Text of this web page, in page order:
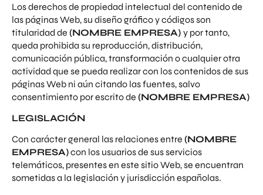
Los derechos de propiedad intelectual del contenido de
las páginas Web, su diseño gráfico y códigos son
titularidad de (NOMBRE EMPRESA) y por tanto,
queda prohibida su reproducción, distribución,
comunicación pública, transformación o cualquier otra
actividad que se pueda realizar con los contenidos de sus
páginas Web ni aún citando las fuentes, salvo
consentimiento por escrito de (NOMBRE EMPRESA)
LEGISLACIÓN
Con carácter general las relaciones entre (NOMBRE
EMPRESA)con los usuarios de sus servicios
telemáticos, presentes en este sitio Web, se encuentran
sometidas a la legislación y jurisdicción españolas.